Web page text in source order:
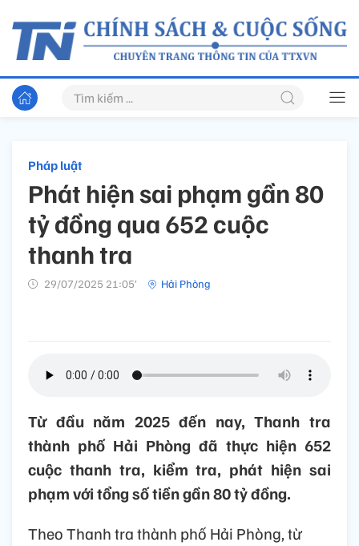
Pháp luật
Phát hiện sai phạm gần 80
tỷ đồng qua 652 cuộc
thanh tra
29/07/2025 21:05’ Hải Phòng
Từ đầu năm 2025 đến nay, Thanh tra
thành phố Hải Phòng đã thực hiện 652
cuộc thanh tra, kiểm tra, phát hiện sai
phạm với tổng số tiền gần 80 tỷ đồng.
Theo Thanh tra thành phố Hải Phòng, từ